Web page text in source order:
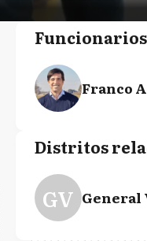
Franco
Distritos
GV General